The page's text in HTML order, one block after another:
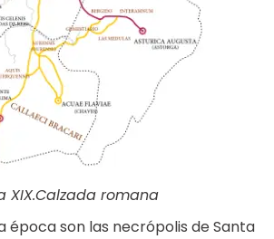
XIX.Calzada romana
época son las necrópolis de Santa